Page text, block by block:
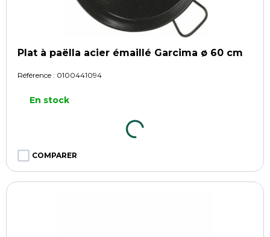
Plat à paëlla acier émaillé Garcima ø 60 cm
Référence : 0100441094
En stock
COMPARER